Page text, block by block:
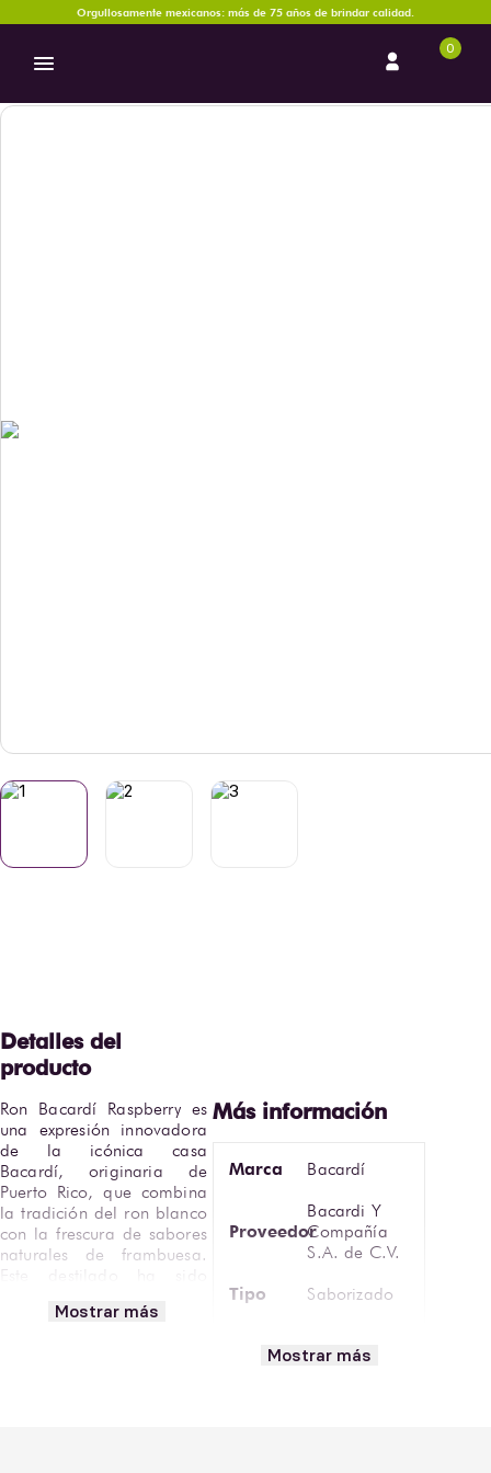
Orgullosamente mexicanos: más de 75 años de brindar calidad.
0
Ron Bacardí Raspberry es
una expresión innovadora
de la icónica casa
Bacardí, originaria de
Puerto Rico, que combina
la tradición del ron blanco
con la frescura de sabores
naturales de frambuesa.
Este destilado ha sido
carácter frutal y refrescante
Mostrar más
Marca Bacardí
Proveedor
Bacardi Y
Compañía
S.A. de C.V.
Tipo Saborizado
Mostrar más